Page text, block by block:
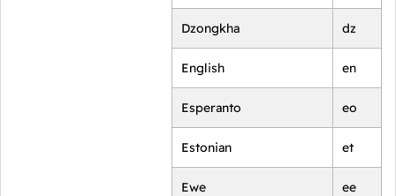
Dzongkha dz
English en
Esperanto eo
Estonian et
Ewe ee